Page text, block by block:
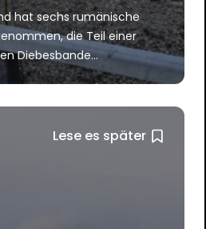
hat sechs rumänische
die Teil einer
Diebesbande...
Lese es später